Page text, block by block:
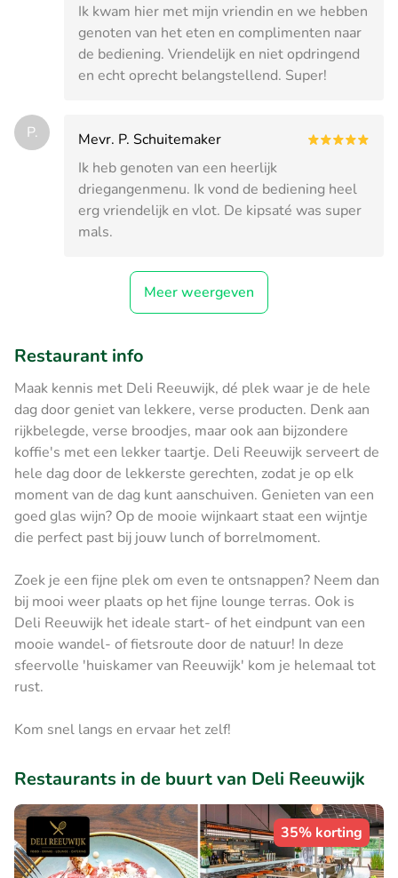
Ik kwam hier met mijn vriendin en we hebben
genoten van het eten en complimenten naar
de bediening. Vriendelijk en niet opdringend
en echt oprecht belangstellend. Super!
P.
Mevr. P. Schuitemaker
Ik heb genoten van een heerlijk
driegangenmenu. Ik vond de bediening heel
erg vriendelijk en vlot. De kipsaté was super
mals.
Meer weergeven
Restaurant info
Maak kennis met Deli Reeuwijk, dé plek waar je de hele
dag door geniet van lekkere, verse producten. Denk aan
rijkbelegde, verse broodjes, maar ook aan bijzondere
koffie's met een lekker taartje. Deli Reeuwijk serveert de
hele dag door de lekkerste gerechten, zodat je op elk
moment van de dag kunt aanschuiven. Genieten van een
goed glas wijn? Op de mooie wijnkaart staat een wijntje
die perfect past bij jouw lunch of borrelmoment.
Zoek je een fijne plek om even te ontsnappen? Neem dan
bij mooi weer plaats op het fijne lounge terras. Ook is
Deli Reeuwijk het ideale start- of het eindpunt van een
mooie wandel- of fietsroute door de natuur! In deze
sfeervolle 'huiskamer van Reeuwijk' kom je helemaal tot
rust.
Kom snel langs en ervaar het zelf!
Restaurants in de buurt van Deli Reeuwijk
35% korting